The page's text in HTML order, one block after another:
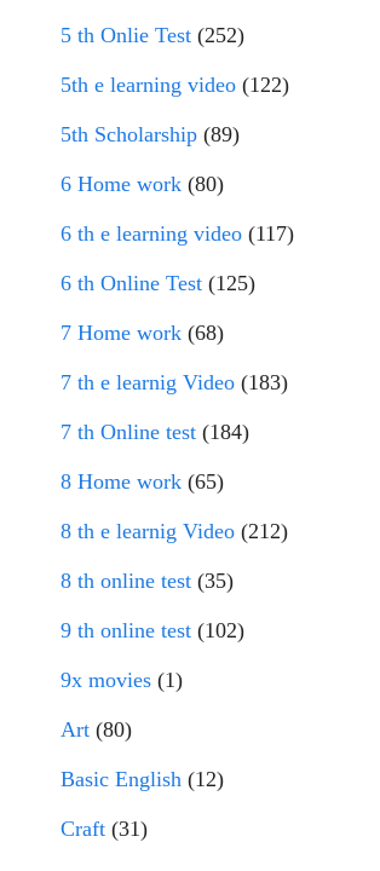
5 th Onlie Test (252)
5th e learning video (122)
5th Scholarship (89)
6 Home work (80)
6 th e learning video (117)
6 th Online Test (125)
7 Home work (68)
7 th e learnig Video (183)
7 th Online test (184)
8 Home work (65)
8 th e learnig Video (212)
8 th online test (35)
9 th online test (102)
9x movies (1)
Art (80)
Basic English (12)
Craft (31)